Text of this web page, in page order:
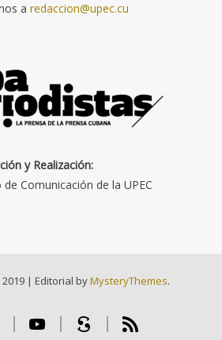
a redaccion@upec.cu
y Realización:
Comunicación de la UPEC
| Editorial byMysteryThemes.
Youtube Scribd RSS